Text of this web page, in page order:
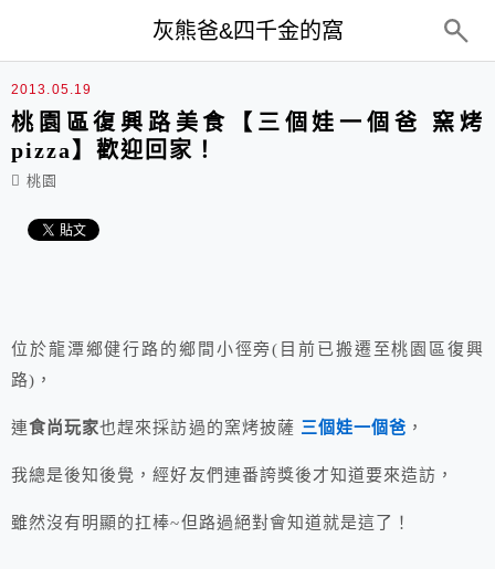
灰熊爸&四千金的窩
2013.05.19
桃園區復興路美食【三個娃一個爸 窯烤
pizza】歡迎回家！
桃園
位於龍潭鄉健行路的鄉間小徑旁(目前已搬遷至桃園區復興
路)，
連食尚玩家也趕來採訪過的窯烤披薩 三個娃一個爸 ，
我總是後知後覺，經好友們連番誇獎後才知道要來造訪，
雖然沒有明顯的扛棒~但路過絕對會知道就是這了！